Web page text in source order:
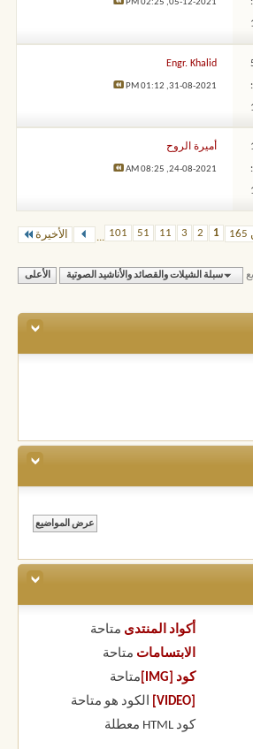
05-12-2021,
02:25 PM
Engr. Khalid
31-08-2021,
01:12 PM
أميرة الروح
24-08-2021,
08:25 AM
1
2
3
11
51
101
... الأخيرة
سبلة الشيلات والقصائد والأناشيد الصوتية الأعلى
أكواد المنتدى متاحة
الابتسامات متاحة
كود [IMG]
متاحة
الكود هو متاحة
كود HTML
معطلة